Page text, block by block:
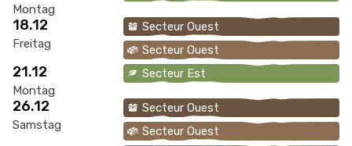
Montag
18.12
Freitag
Secteur Ouest
Secteur Ouest
21.12
Montag
Secteur Est
26.12
Samstag
Secteur Ouest
Secteur Ouest